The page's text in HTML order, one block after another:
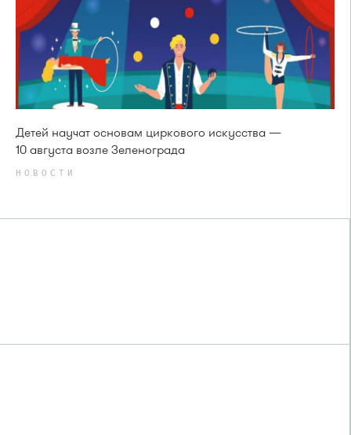
Детей научат основам циркового искусства —
10 августа возле Зеленограда
НОВОСТИ